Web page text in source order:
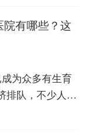
院有哪些？这
为众多有生育
排队，不少人更
院。但私立机